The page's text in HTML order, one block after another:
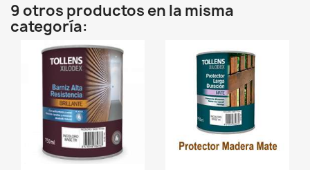
9 otros productos en la misma
categoría: